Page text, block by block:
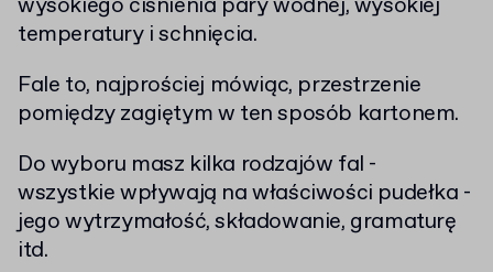
wysokiego ciśnienia pary wodnej, wysokiej
temperatury i schnięcia.
Fale to, najprościej mówiąc, przestrzenie
pomiędzy zagiętym w ten sposób kartonem.
Do wyboru masz kilka rodzajów fal -
wszystkie wpływają na właściwości pudełka -
jego wytrzymałość, składowanie, gramaturę
itd.